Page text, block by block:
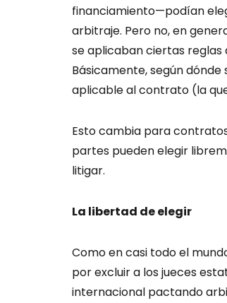
financiamiento—podían
arbitraje. Pero no, en
se aplicaban ciertas
Básicamente, según
aplicable al contrato (la
Esto cambia para
partes pueden elegir
litigar.
La libertad de elegir
Como en casi todo el
por excluir a los jueces
internacional pactando